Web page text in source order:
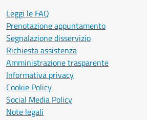
Leggi le FAQ
Prenotazione appuntamento
Segnalazione disservizio
Richiesta assistenza
Amministrazione trasparente
Informativa privacy
Cookie Policy
Social Media Policy
Note legali